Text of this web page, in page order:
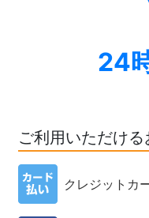
24
ご利用いただけ
クレジットカ